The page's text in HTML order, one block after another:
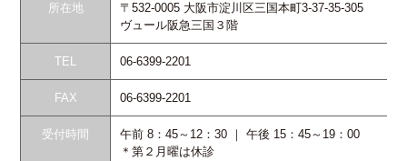
所在地
〒532-0005 大阪市淀川区三国本町3-37-35-305
ヴュール阪急三国３階
TEL 06-6399-2201
FAX 06-6399-2201
受付時間
午前 8：45～12：30 ｜ 午後 15：45～19：00
＊第２月曜は休診